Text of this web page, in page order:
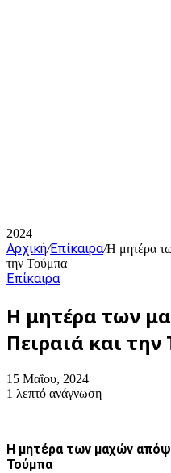
2024
Αρχική/Επίκαιρα/Η μητέρα
την Τούμπα
Επίκαιρα
Η μητέρα των
Πειραιά και
15 Μαΐου, 2024
1 λεπτό ανάγνωση
Η μητέρα των μαχών
Τούμπα